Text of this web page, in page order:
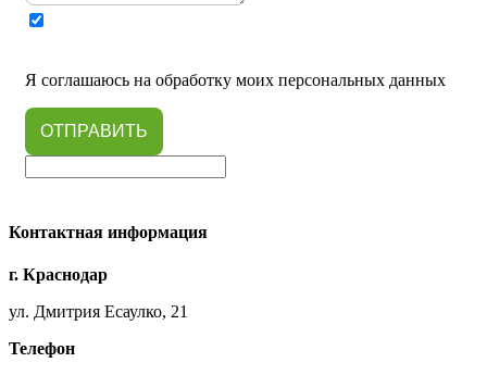
Я соглашаюсь на обработку моих персональных данных
ОТПРАВИТЬ
Контактная информация
г. Краснодар
ул. Дмитрия Есаулко, 21
Телефон